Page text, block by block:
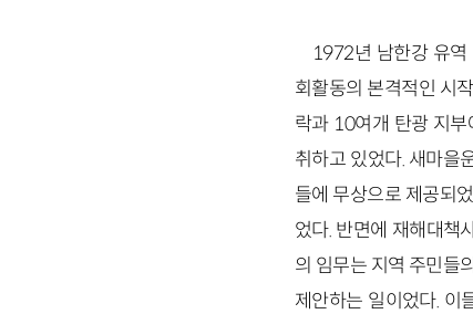
1972년 남한강 유역
회활동의 본격적인 시
락과 10여개 탄광 지부
취하고 있었다. 새마을
들에 무상으로 제공되
었다. 반면에 재해대책
의 임무는 지역 주민들
제안하는 일이었다. 이